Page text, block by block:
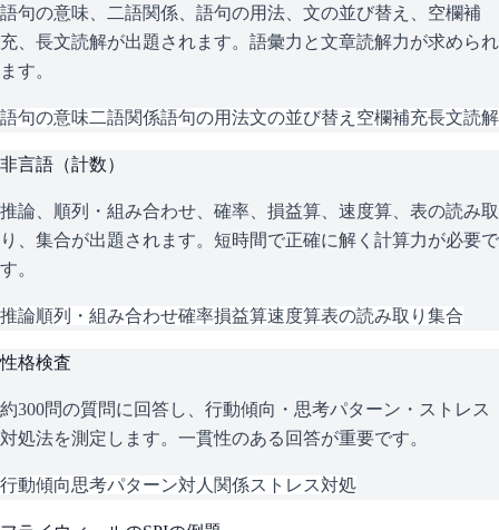
語句の意味、二語関係、語句の用法、文の並び替え、空欄補
充、長文読解が出題されます。語彙力と文章読解力が求められ
ます。
語句の意味二語関係語句の用法文の並び替え 空欄補充長文読解
非言語（計数）
推論、順列・組み合わせ、確率、損益算、速度算、表の読み取
り、集合が出題されます。短時間で正確に解く計算力が必要で
す。
推論順列・組み合わせ確率損益算速度算表の読み取り 集合
性格検査
約300問の質問に回答し、行動傾向・思考パターン・ストレス
対処法を測定します。一貫性のある回答が重要です。
行動傾向思考パターン対人関係ストレス対処